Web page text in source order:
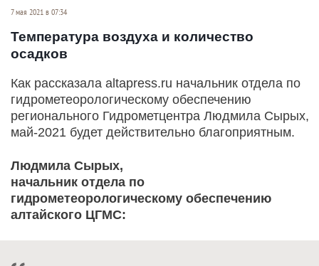
7 мая 2021 в 07:34
Температура воздуха и количество
осадков
Как рассказала altapress.ru начальник отдела по
гидрометеорологическому обеспечению
регионального Гидрометцентра Людмила Сырых,
май-2021 будет действительно благоприятным.
Людмила Сырых,
начальник отдела по
гидрометеорологическому обеспечению
алтайского ЦГМС: